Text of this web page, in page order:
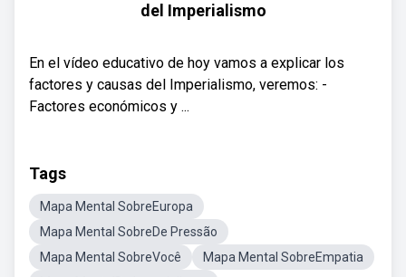
del Imperialismo
En el vídeo educativo de hoy vamos a explicar los
factores y causas del Imperialismo, veremos: -
Factores económicos y ...
Tags
Mapa Mental SobreEuropa
Mapa Mental SobreDe Pressão
Mapa Mental SobreVocê
Mapa Mental SobreEmpatia